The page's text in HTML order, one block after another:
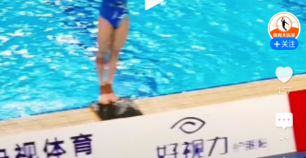
关注
157
14